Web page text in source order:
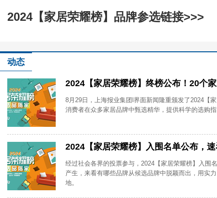
2024【家居荣耀榜】品牌参选链接>>>
动态
2024【家居荣耀榜】终榜公布！20个
8月29日，上海报业集团l界面新闻隆重颁发了2024【
消费者在众多家居品牌中甄选精华，提供科学的选购
2024【家居荣耀榜】入围名单公布，
经过社会各界的投票参与，2024【家居荣耀榜】入围
产生，来看有哪些品牌从候选品牌中脱颖而出，用实
地。